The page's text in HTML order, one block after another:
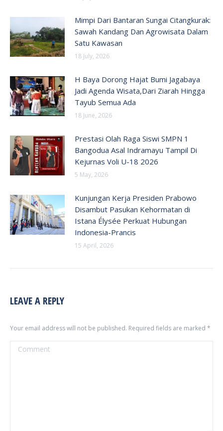
Mimpi Dari Bantaran Sungai Citangkurak:
Sawah Kandang Dan Agrowisata Dalam
Satu Kawasan
18 July, 2026
H Baya Dorong Hajat Bumi Jagabaya
Jadi Agenda Wisata,Dari Ziarah Hingga
Tayub Semua Ada
18 June, 2026
Prestasi Olah Raga Siswi SMPN 1
Bangodua Asal Indramayu Tampil Di
Kejurnas Voli U-18 2026
5 May, 2026
Kunjungan Kerja Presiden Prabowo
Disambut Pasukan Kehormatan di
Istana Élysée Perkuat Hubungan
Indonesia-Prancis
15 April, 2026
LEAVE A REPLY
Your email address will not be published. Required fields are marked *
Comment